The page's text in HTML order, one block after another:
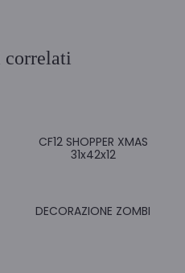
correlati
CF12 SHOPPER XMAS
31x42x12
DECORAZIONE ZOMBI